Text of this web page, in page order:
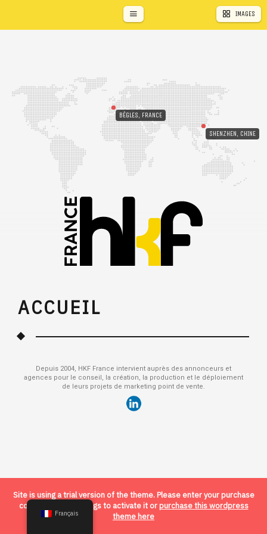
IMAGES
BÈGLES, FRANCE
SHENZHEN, CHINE
ACCUEIL
Depuis 2004, HKF France intervient auprès des annonceurs et
agences pour le conseil, la création, la production et le déploiement
de leurs projets de marketing point de vente.
Français
Site is using a trial version of the theme. Please enter your purchase
code in theme settings to activate it orpurchase this wordpress
theme here